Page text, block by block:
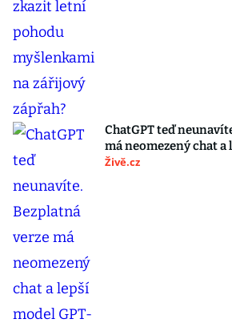
ChatGPT teď
má neomezený chat a
Živě.cz